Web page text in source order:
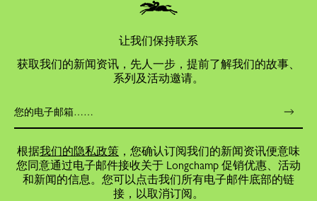
让我们保持联系
获取我们的新闻资讯，先人一步，提前了解我们的故事、
系列及活动邀请。
根据我们的隐私政策 ，您确认订阅我们的新闻资讯便意味
您同意通过电子邮件接收关于 Longchamp 促销优惠、活动
和新闻的信息。您可以点击我们所有电子邮件底部的链
接，以取消订阅。